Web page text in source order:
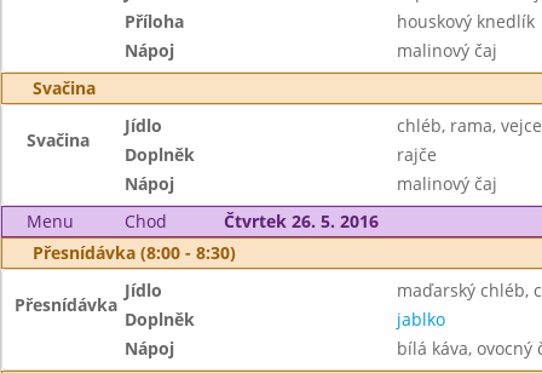
Příloha
houskový knedlík
Nápoj
malinový čaj
Svačina
Svačina
Jídlo
chléb, rama, vejce
Doplněk
rajče
Nápoj
malinový čaj
Menu
Chod
Čtvrtek 26. 5. 2016
Přesnídávka (8:00 - 8:30)
Přesnídávka
Jídlo
maďarský chléb,
Doplněk
jablko
Nápoj
bílá káva, ovocný